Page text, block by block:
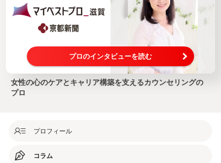
プロのインタビューを読む
女性の心のケアとキャリア構築を支えるカウンセリングの
プロ
プロフィール
コラム